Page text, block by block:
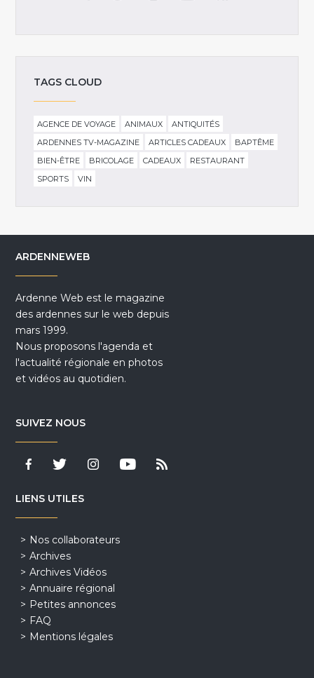
TAGS CLOUD
AGENCE DE VOYAGE ANIMAUX
ANTIQUITÉS
ARDENNES TV-MAGAZINE
ARTICLES CADEAUX
BAPTÊME
BIEN-ÊTRE
BRICOLAGE CADEAUX
RESTAURANT
SPORTS
VIN
ARDENNEWEB
Ardenne Web est le magazine
des ardennes sur le web depuis
mars 1999.
Nous proposons l'agenda et
l'actualité régionale en photos
et vidéos au quotidien.
SUIVEZ NOUS
LIENS UTILES
Nos collaborateurs
Archives
Archives Vidéos
Annuaire régional
Petites annonces
FAQ
Mentions légales